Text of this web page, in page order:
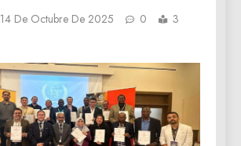
14 De Octubre De 2025 0
3